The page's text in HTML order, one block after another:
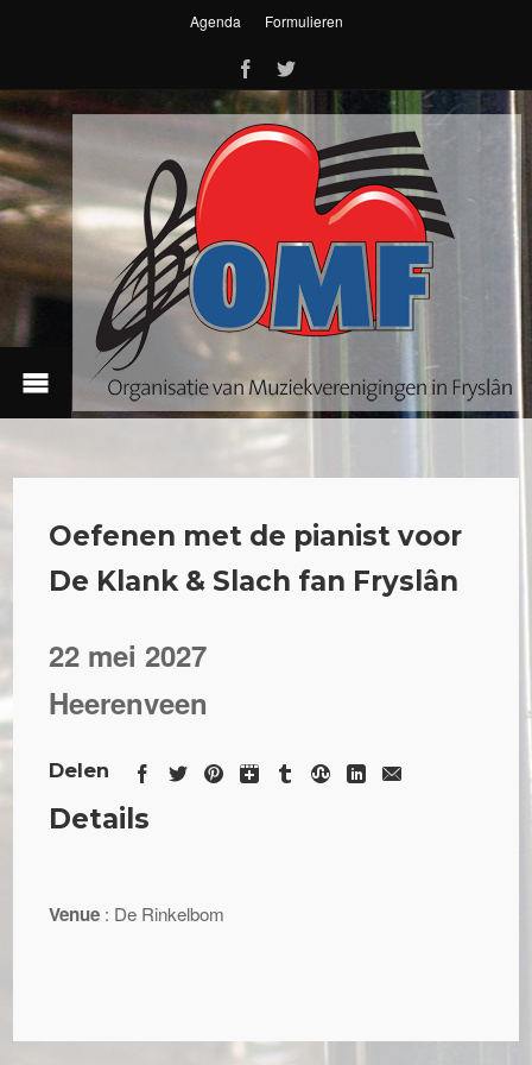
Agenda Formulieren
Oefenen met de pianist voor
De Klank & Slach fan Fryslân
22 mei 2027
Heerenveen
Delen
Details
Venue : De Rinkelbom